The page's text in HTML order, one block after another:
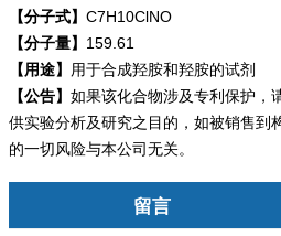
【分子式】 C7H10ClNO
【分子量】 159.61
【用途】
用于合成羟胺和羟胺的试剂
【公告】 如果该化合物涉及专利保护，
供实验分析及研究之目的，如被销售到
的一切风险与本公司无关。
留言